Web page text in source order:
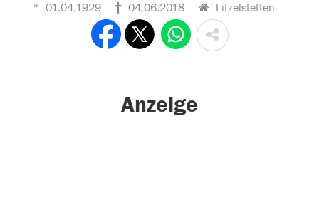
01.04.1929 04.06.2018 Litzelstetten
Anzeige